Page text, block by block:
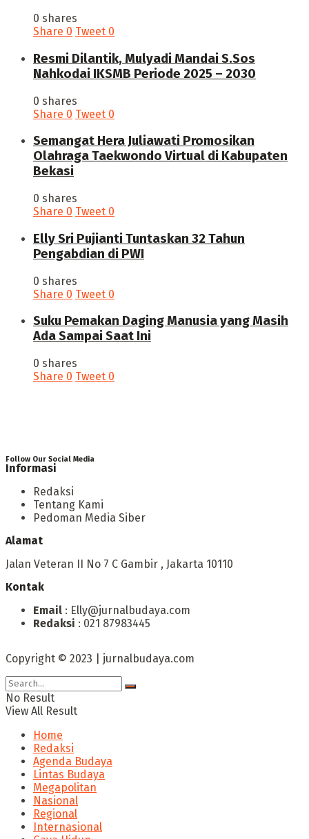
0 shares
Share 0 Tweet 0
Resmi Dilantik, Mulyadi Mandai S.Sos
Nahkodai IKSMB Periode 2025 – 2030
0 shares
Share 0 Tweet 0
Semangat Hera Juliawati Promosikan
Olahraga Taekwondo Virtual di Kabupaten
Bekasi
0 shares
Share 0 Tweet 0
Elly Sri Pujianti Tuntaskan 32 Tahun
Pengabdian di PWI
0 shares
Share 0 Tweet 0
‎Suku Pemakan Daging Manusia yang Masih
Ada Sampai Saat Ini
0 shares
Share 0 Tweet 0
Follow Our Social Media
Informasi
Redaksi
Tentang Kami
Pedoman Media Siber
Alamat
Jalan Veteran II No 7 C Gambir , Jakarta 10110
Kontak
Email : Elly@jurnalbudaya.com
Redaksi : 021 87983445
Copyright © 2023 | jurnalbudaya.com
No Result
View All Result
Home
Redaksi
Agenda Budaya
Lintas Budaya
Megapolitan
Nasional
Regional
Internasional